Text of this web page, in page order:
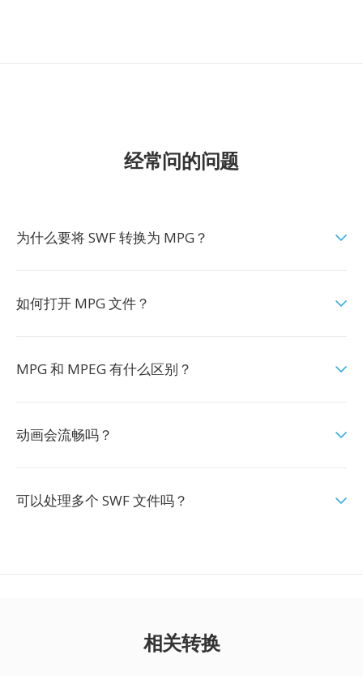
经常问的问题
为什么要将 SWF 转换为 MPG？
如何打开 MPG 文件？
MPG 和 MPEG 有什么区别？
动画会流畅吗？
可以处理多个 SWF 文件吗？
相关转换